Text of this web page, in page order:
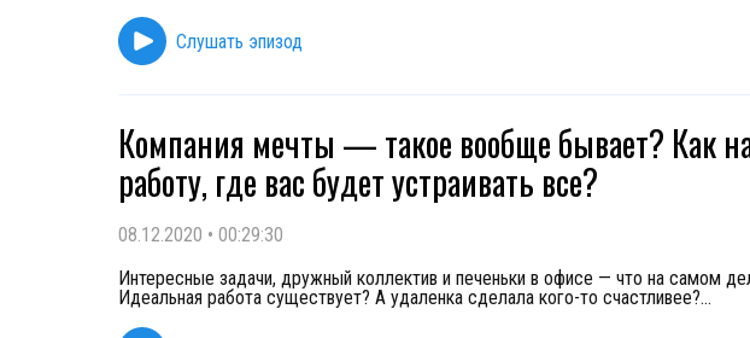
Слушать эпизод
Компания мечты — такое вообще бывает? Как
работу, где вас будет устраивать все?
08.12.2020 • 00:29:30
Интересные задачи, дружный коллектив и печеньки в офисе — что на самом
Идеальная работа существует? А удаленка сделала кого-то счастливее?...